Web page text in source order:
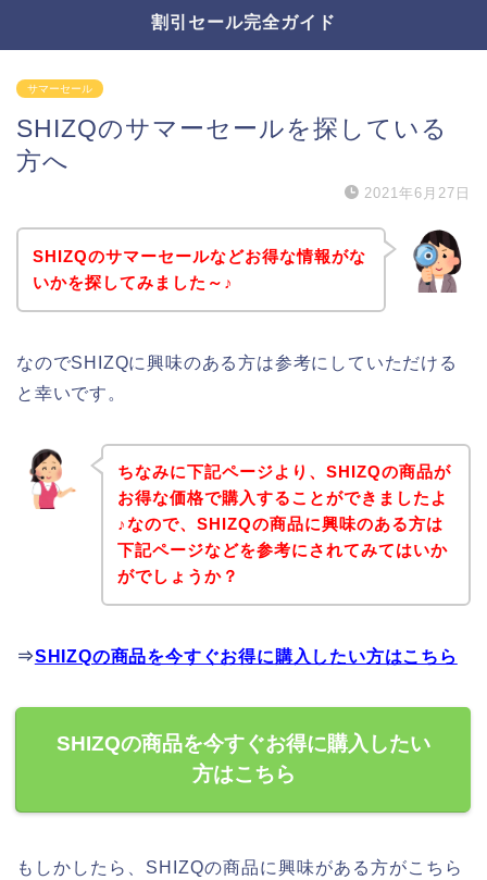
割引セール完全ガイド
サマーセール
SHIZQのサマーセールを探している
方へ
2021年6月27日
SHIZQのサマーセールなどお得な情報がな
いかを探してみました～♪
なのでSHIZQに興味のある方は参考にしていただける
と幸いです。
ちなみに下記ページより、SHIZQの商品が
お得な価格で購入することができましたよ
♪なので、SHIZQの商品に興味のある方は
下記ページなどを参考にされてみてはいか
がでしょうか？
⇒SHIZQの商品を今すぐお得に購入したい方はこちら
SHIZQの商品を今すぐお得に購入したい
方はこちら
もしかしたら、SHIZQの商品に興味がある方がこちら